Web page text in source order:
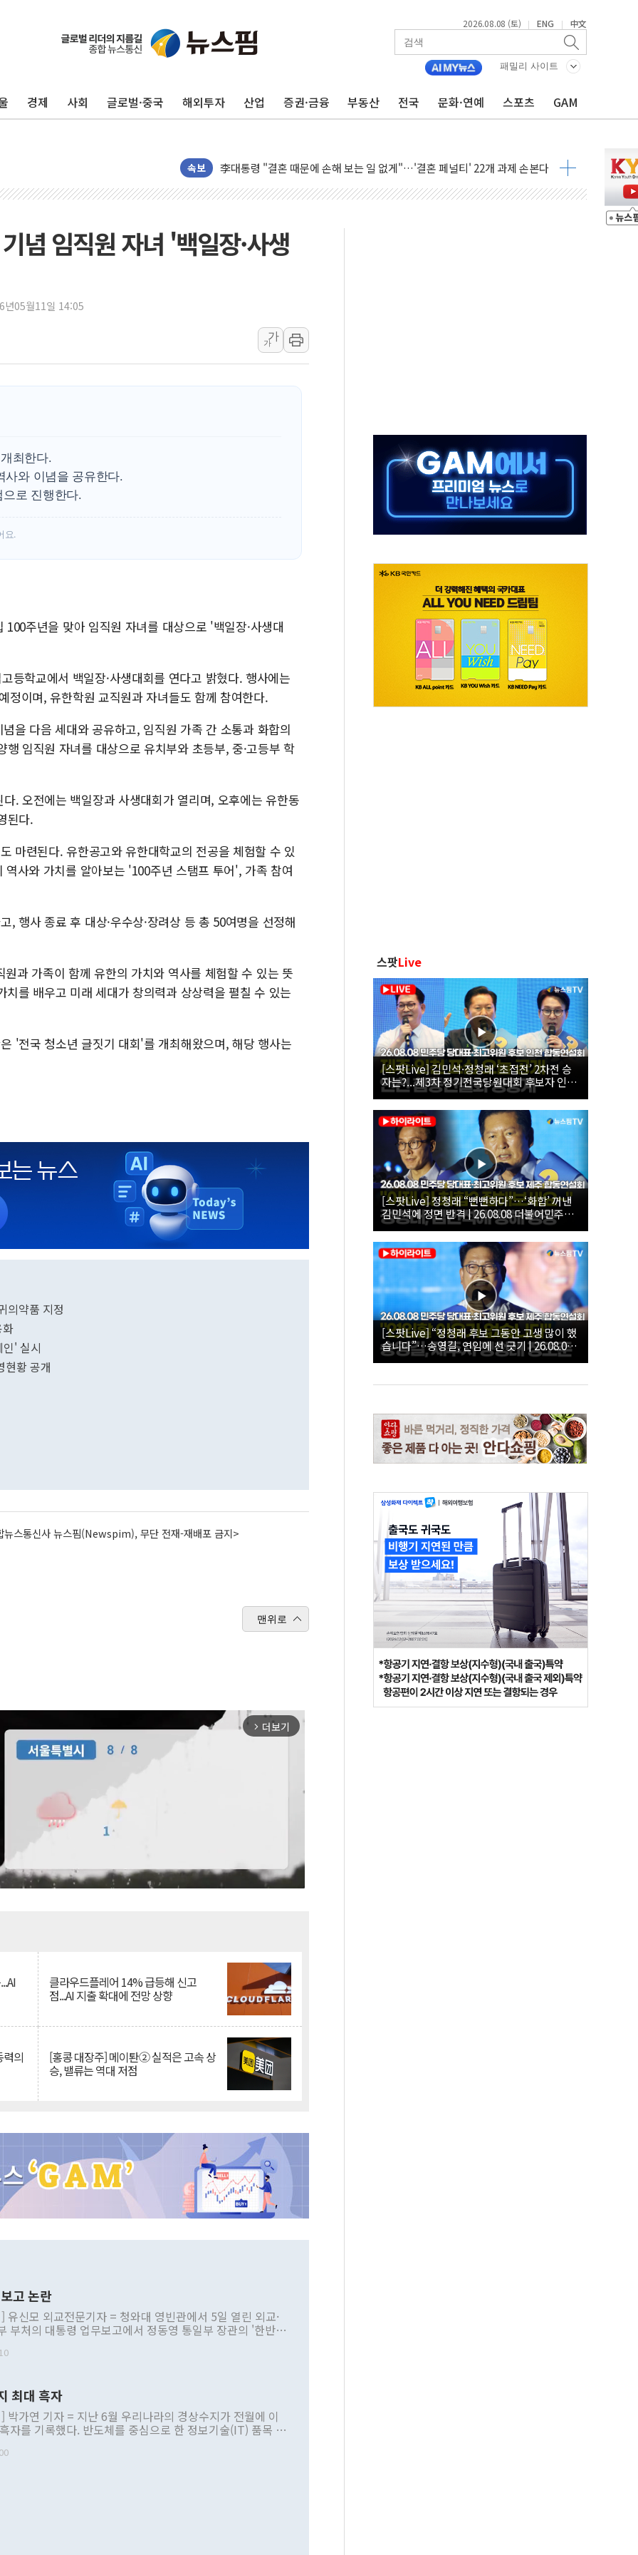
2026.08.08 (토) | ENG | 中文
패밀리 사이트
경제 사회 글로벌·중국 해외투자 산업 증권·금융 부동산 전국 문화·연예 스포츠 GAM
속보
이번주 국내 주요 금융일정(8.10~8.14)
美, 이란전 출구전략 만지작…공습 한계·탄약 부족 현실화
폐기물 수거하다 참변…60대 환경미화원 수거차에 치여 사망
서울 중랑구 주택가서 흉기 난동…60대 남성 2명 숨져
여수 오동도 인근 해상서 모터보트 전복…1명 사망·1명 실종
추미애, '위안부' 피해자 기림의 날 참석..."국제적 시민 연대로 목소리 내야"
인천서 말다툼 중 어머니 흉기 살해 10대 아들 체포
'화합' 꺼낸 김민석에 '뻔뻔' 받아친 정청래…제주 연설서 신경전 고조
中 전방위 아파트 부양, 수도 베이징도 부동산 규제 철폐
인제 용대리 계곡서 수위 상승으로 피서객 7명 고립…전원 구조
폭염에 車 운전면허 기능시험 오전 집중 편성…체감온도 38도 넘으면 중단
념 임직원 자녀 '백일장·사생
년05월11일 14:05
가
가
최한다.
사와 이념을 공유한다.
으로 진행한다.
요.
주년을 맞아 임직원 자녀를 대상으로 '백일장·사생대
등학교에서 백일장·사생대회를 연다고 밝혔다. 행사에는
정이며, 유한학원 교직원과 자녀들도 함께 참여한다.
을 다음 세대와 공유하고, 임직원 가족 간 소통과 화합의
임직원 자녀를 대상으로 유치부와 초등부, 중·고등부 학
. 오전에는 백일장과 사생대회가 열리며, 오후에는 유한동
된다.
마련된다. 유한공고와 유한대학교의 전공을 체험할 수 있
사와 가치를 알아보는 '100주년 스탬프 투어', 가족 참여
, 행사 종료 후 대상·우수상·장려상 등 총 50여명을 선정해
과 가족이 함께 유한의 가치와 역사를 체험할 수 있는 뜻
를 배우고 미래 세대가 창의력과 상상력을 펼칠 수 있는
'전국 청소년 글짓기 대회'를 개최해왔으며, 해당 행사는
의약품 지정
' 실시
현황 공개
뉴스통신사 뉴스핌(Newspim), 무단 전재-재배포 금지>
맨위로
arrow_forward_ios 더보기
클라우드플레어 14% 급등해 신고
점...AI 지출 확대에 전망 상향
의 [홍콩 대장주] 메이퇀② 실적은 고속 상
승, 밸류는 역대 저점
고 논란
유신모 외교전문기자 = 청와대 영빈관에서 5일 열린 외교·
부처의 대통령 업무보고에서 정동영 통일부 장관의 '한반도
부 내 조율을 거치지 않은 사안을 정책으로 추진하겠다고 공
근거한 비현실적 구상'이라는 비판을 내놨다. 그동안 정 장
관련 발언이 물의를 빚은 적은 여러 번 있지만 대통령과 유
공개적으로 부정적 입장을 표명한 것은 이례적이다. 정 장
북 접근법과 월권을 제어해야 한다는 목소리도 높아지고 있
최대 흑자
박가연 기자 = 지난 6월 우리나라의 경상수지가 전월에 이
자를 기록했다. 반도체를 중심으로 한 정보기술(IT) 품목 수
르
스팟Live
[스팟Live] 김민석·정청래 ‘초접전’ 2차전 승
자는?...제3차 정기전국당원대회 후보자 인천
합동연설회 생중계 | 26.08.08
[스팟Live] 정청래 “뻔뻔하다”…‘화합’ 꺼낸
김민석에 정면 반격 | 26.08.08 더불어민주당
당대표·최고위원 후보 제주 합동연설회
[스팟Live] “정청래 후보 그동안 고생 많이 했
습니다”…송영길, 연임에 선 긋기 | 26.08.08
더불어민주당 당대표·최고위원 후보 제주 합